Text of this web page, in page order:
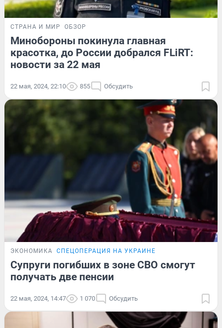
СТРАНА И МИР ОБЗОР
Минобороны покинула главная
красотка, до России добрался FLiRT:
новости за 22 мая
22 мая, 2024, 22:10 855 Обсудить
ЭКОНОМИКА СПЕЦОПЕРАЦИЯ НА УКРАИНЕ
Супруги погибших в зоне СВО смогут
получать две пенсии
22 мая, 2024, 14:47 1 070 Обсудить